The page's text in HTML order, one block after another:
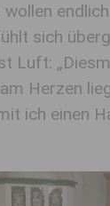
sich
Luft:
Herzen
ich einen